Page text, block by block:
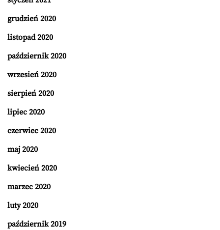
grudzień 2020
listopad 2020
październik 2020
wrzesień 2020
sierpień 2020
lipiec 2020
czerwiec 2020
maj 2020
kwiecień 2020
marzec 2020
luty 2020
październik 2019